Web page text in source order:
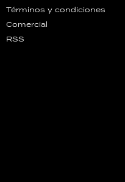
Términos y condiciones
Comercial
RSS